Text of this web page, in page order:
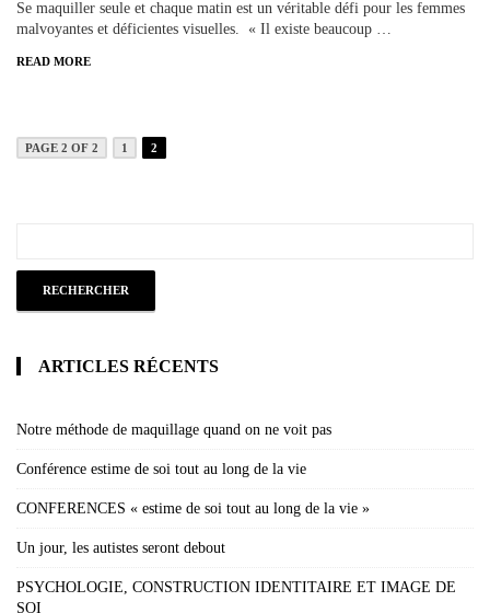
Se maquiller seule et chaque matin est un véritable défi pour les femmes
malvoyantes et déficientes visuelles. « Il existe beaucoup …
READ MORE
PAGE 2 OF 2 1 2
ARTICLES RÉCENTS
Notre méthode de maquillage quand on ne voit pas
Conférence estime de soi tout au long de la vie
CONFERENCES « estime de soi tout au long de la vie »
Un jour, les autistes seront debout
PSYCHOLOGIE, CONSTRUCTION IDENTITAIRE ET IMAGE DE
SOI